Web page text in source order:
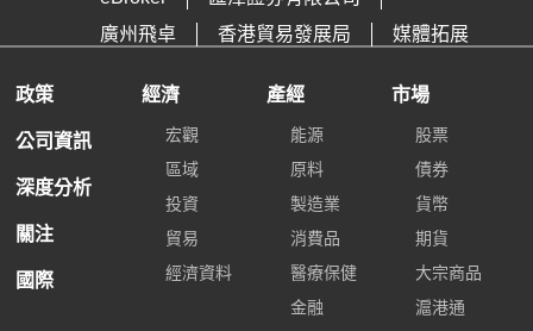
廣州飛卓
香港貿易發展局 媒體拓展
政策
公司資訊
深度分析
關注
國際
經濟
宏觀
區域
投資
貿易
經濟資料
產經
能源
原料
製造業
消費品
醫療保健
金融
市場
股票
債券
貨幣
期貨
大宗商品
滬港通